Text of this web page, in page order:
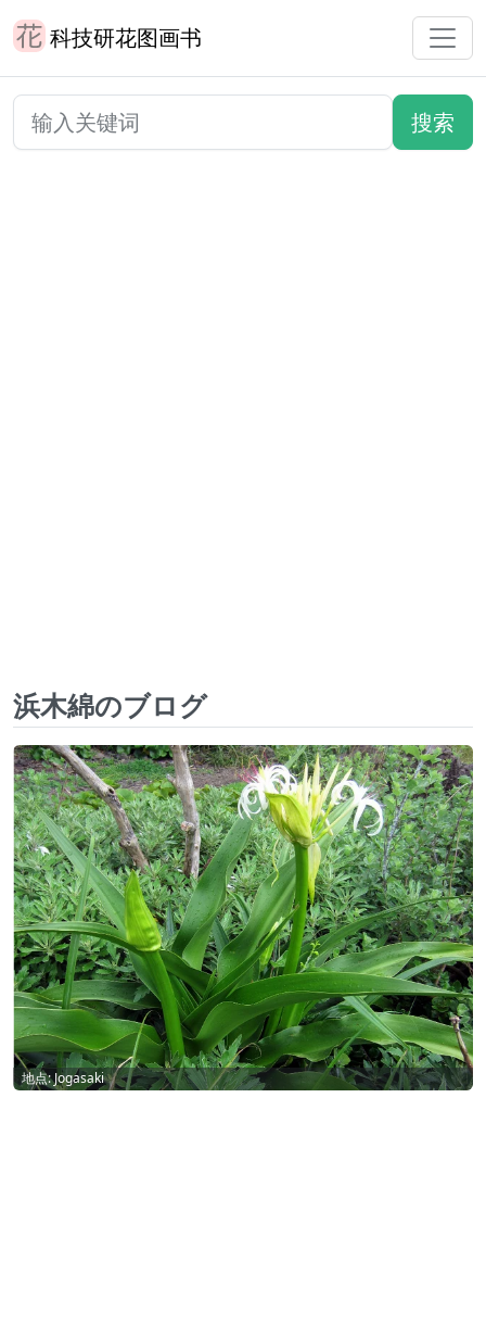
科技研花图画书
浜木綿のブログ
地点: Jogasaki